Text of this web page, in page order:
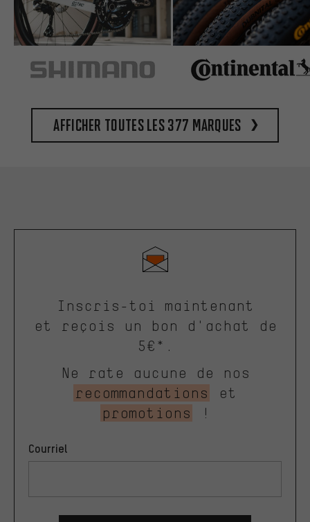
Afficher toutes les 377 marques
Inscris-toi maintenant
et reçois un bon d'achat de
5€*.
Ne rate aucune de nos
recommandations
et
promotions
!
Courriel